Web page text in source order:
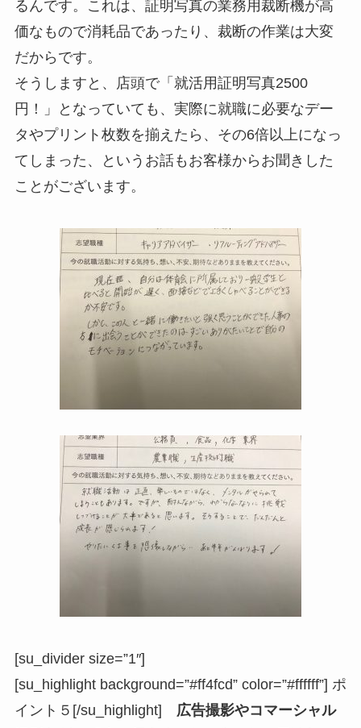
るんです。これは、証明写真の業務用裁断機が高
価なもので消耗品であったり、裁断の作業は大変
だからです。
そうしますと、店頭で「就活用証明写真2500
円！」となっていても、実際に就職に必要なデー
タやプリント枚数を揃えたら、その6倍以上になっ
てしまった、というお話もお客様からお聞きした
ことがございます。
[su_divider size=”1″]
[su_highlight background=”#ff4fcd” color=”#ffffff”] ポ
イント５[/su_highlight]
広告撮影やコマーシャル